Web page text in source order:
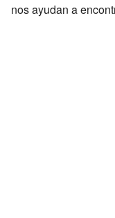
nos ayudan a